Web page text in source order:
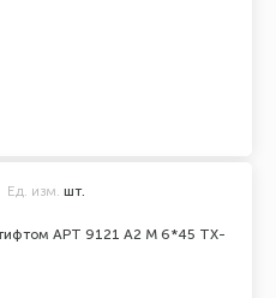
АРТ 9121 А2 M 6*45 TX-
Ед. изм. шт.